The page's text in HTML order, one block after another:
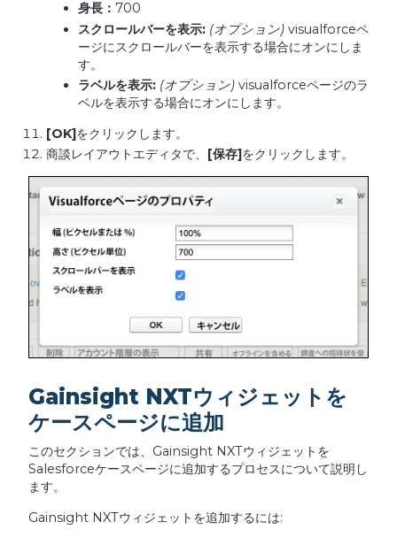
身長： 700
スクロールバーを表示: (オプション)visualforceペ
ージにスクロールバーを表示する場合にオンにしま
す。
ラベルを表示: (オプション)visualforceページのラ
ベルを表示する場合にオンにします。
[OK]をクリックします。
商談レイアウトエディタで、 [保存]をクリックします。
Gainsight NXTウィジェットを
ケースページに追加
このセクションでは、Gainsight NXTウィジェットを
Salesforceケースページに追加するプロセスについて説明し
ます。
Gainsight NXTウィジェットを追加するには: